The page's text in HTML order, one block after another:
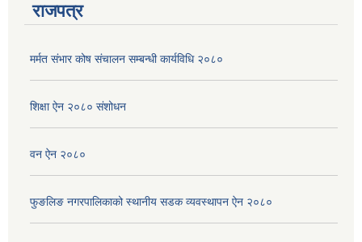
राजपत्र
मर्मत संभार कोष संचालन सम्बन्धी कार्यविधि २०८०
शिक्षा ऐन २०८० संशोधन
वन ऐन २०८०
फुङलिङ नगरपालिकाको स्थानीय सडक व्यवस्थापन ऐन २०८०